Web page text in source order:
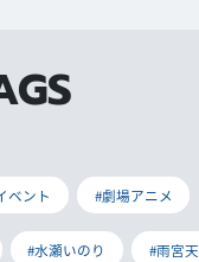
ベント #劇場アニメ
#水瀬いのり #雨宮天